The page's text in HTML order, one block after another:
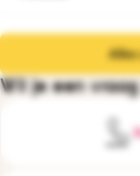
Wil je een